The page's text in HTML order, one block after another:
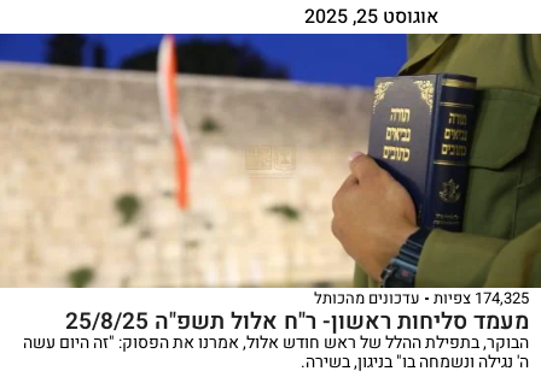
אוגוסט 25, 2025
174,325 צפיות עדכונים מהכותל
מעמד סליחות ראשון- ר"ח אלול תשפ"ה 25/8/25
הבוקר, בתפילת ההלל של ראש חודש אלול, אמרנו את הפסוק: "זה היום עשה
ה' נגילה ונשמחה בו" בניגון, בשירה.